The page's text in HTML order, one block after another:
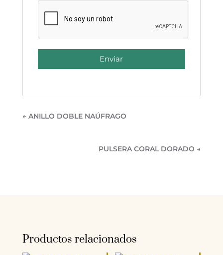
Enviar
← ANILLO DOBLE NAÚFRAGO
PULSERA CORAL DORADO →
Productos relacionados